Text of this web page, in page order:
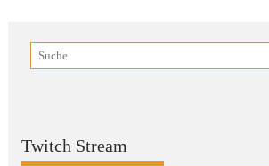
Twitch Stream